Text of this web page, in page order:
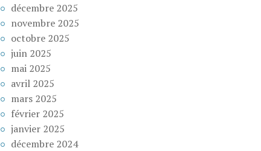
décembre 2025
novembre 2025
octobre 2025
juin 2025
mai 2025
avril 2025
mars 2025
février 2025
janvier 2025
décembre 2024